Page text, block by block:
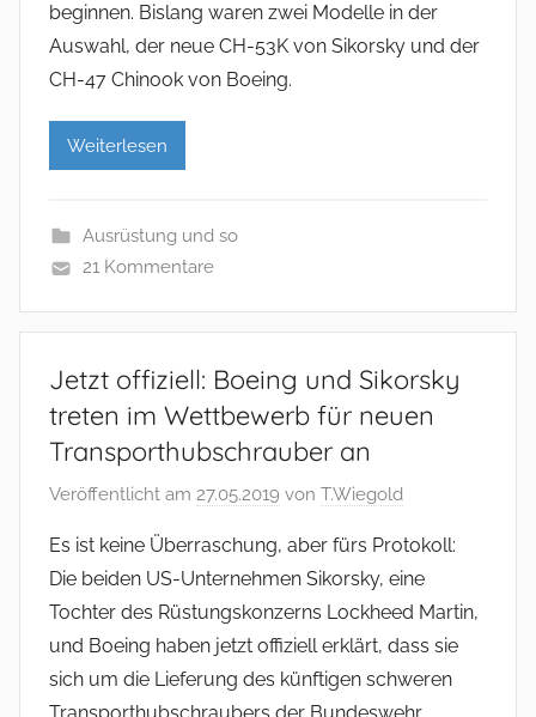
beginnen. Bislang waren zwei Modelle in der
Auswahl, der neue CH-53K von Sikorsky und der
CH-47 Chinook von Boeing.
Weiterlesen
Ausrüstung und so
21 Kommentare
Jetzt offiziell: Boeing und Sikorsky
treten im Wettbewerb für neuen
Transporthubschrauber an
Veröffentlicht am 27.05.2019 von T.Wiegold
Es ist keine Überraschung, aber fürs Protokoll:
Die beiden US-Unternehmen Sikorsky, eine
Tochter des Rüstungskonzerns Lockheed Martin,
und Boeing haben jetzt offiziell erklärt, dass sie
sich um die Lieferung des künftigen schweren
Transporthubschraubers der Bundeswehr